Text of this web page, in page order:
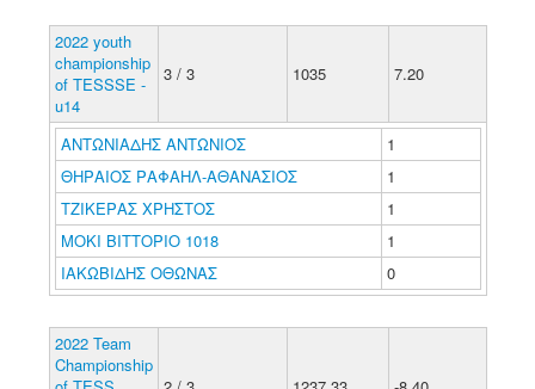
2022 youth
championship
of TESSSE -
u14
3 / 3 1035 7.20
ΑΝΤΩΝΙΑΔΗΣ ΑΝΤΩΝΙΟΣ
1
ΘΗΡΑΙΟΣ ΡΑΦΑΗΛ-ΑΘΑΝΑΣΙΟΣ
1
ΤΖΙΚΕΡΑΣ ΧΡΗΣΤΟΣ
1
ΜΟΚΙ ΒΙΤΤΟΡΙΟ 1018
1
ΙΑΚΩΒΙΔΗΣ ΟΘΩΝΑΣ
0
2022 Team
Championship